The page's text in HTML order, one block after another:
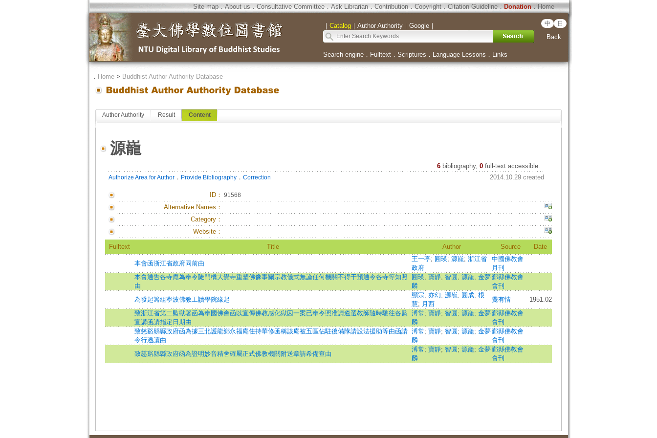
Site map．About us．Consultative Committee．Ask Librarian．Contribution．Copyright．Citation Guideline．Donation．Home
｜ Catalog｜ Author Authority｜ Google｜ 中 日
Back
Search engine． Fulltext． Scriptures ． Language Lessons ． Links
． Home> Buddhist Author Authority Database
Author Authority Result Content
源巃
6 bibliography, 0full-text accessible.
Authorize Area for Author． Provide Bibliography． Correction 2014.10.29 created
ID： 91568
Alternative Names：
Category：
Website：
Fulltext Title Author Source Date
本會函浙江省政府同前由
王一亭; 圓瑛; 源巃; 浙江省
政府
中國佛教會
月刊
本會通告各寺庵為奉令陡門橋大覺寺重塑佛像事關宗教儀式無論任何機關不得干預通令各寺等知照
由
圓瑛; 寶靜; 智圓 ; 源巃; 金夢
麟
鄞縣佛教會
會刊
為發起籌組寧波佛教工讀學院緣起
顯宗; 亦幻; 源巃; 圓成; 根
慧; 月西
覺有情
1951.02
致浙江省第二監獄署函為奉國佛會函以宣傳佛教感化獄囚一案已奉令照准請遴選教師隨時馳往各監
宣講函請指定日期由
溥常; 寶靜; 智圓 ; 源巃; 金夢
麟
鄞縣佛教會
會刊
致慈谿縣縣政府函為據三北護龍鄉永福庵住持華修函稱該庵被五區佔駐後備隊請設法援助等由函請
令行遷讓由
溥常; 寶靜; 智圓 ; 源巃; 金夢
麟
鄞縣佛教會
會刊
致慈谿縣縣政府函為證明妙音精舍確屬正式佛教機關附送章請希備查由
溥常; 寶靜; 智圓 ; 源巃; 金夢
麟
鄞縣佛教會
會刊